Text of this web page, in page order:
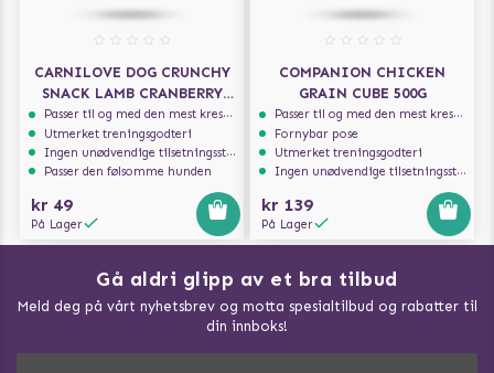
CARNILOVE DOG CRUNCHY
SNACK LAMB CRANBERRY
200G
Passer til og med den mest kresne hunden
Utmerket treningsgodteri
Ingen unødvendige tilsetningsstoffer
Passer den følsomme hunden
kr 49
På Lager
COMPANION CHICKEN
GRAIN CUBE 500G
Passer til og med den mest kresne hunden
Fornybar pose
Utmerket treningsgodteri
Ingen unødvendige tilsetningsstoffer
kr 139
På Lager
Gå aldri glipp av et bra tilbud
Meld deg på vårt nyhetsbrev og motta spesialtilbud og rabatter til
din innboks!